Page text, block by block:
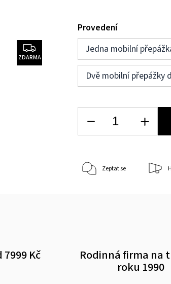
ZDARMA
Provedení
Jedna mobilní
Dvě mobilní přepážky
Zeptat se
Kč Rodinná firma na
roku 1990